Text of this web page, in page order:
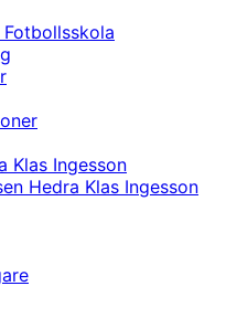
Klas Ingesson
Hedra Klas Ingesson